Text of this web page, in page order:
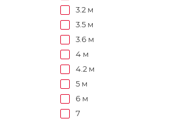
3.2 м
3.5 м
3.6 м
4 м
4.2 м
5 м
6 м
7